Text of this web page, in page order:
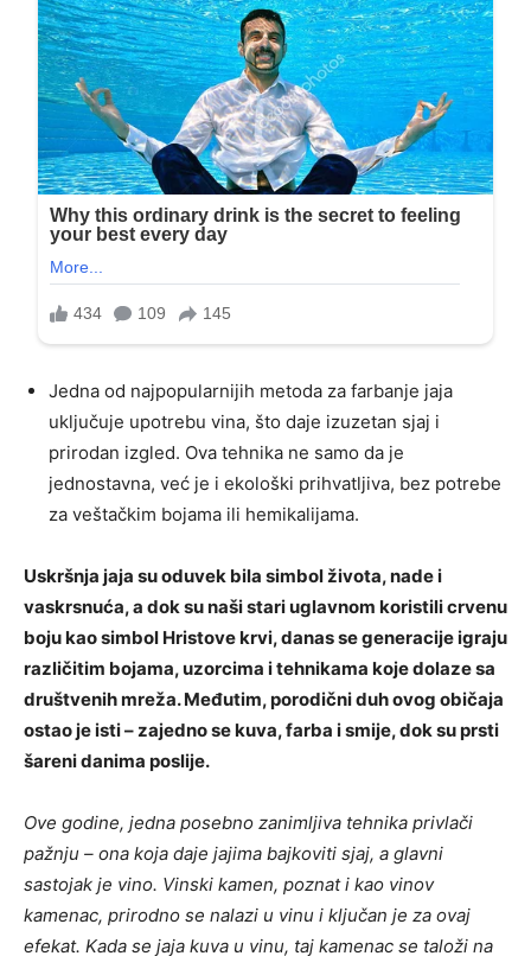
Jedna od najpopularnijih metoda za farbanje jaja
uključuje upotrebu vina, što daje izuzetan sjaj i
prirodan izgled. Ova tehnika ne samo da je
jednostavna, već je i ekološki prihvatljiva, bez potrebe
za veštačkim bojama ili hemikalijama.
Uskršnja jaja su oduvek bila simbol života, nade i
vaskrsnuća, a dok su naši stari uglavnom koristili crvenu
boju kao simbol Hristove krvi, danas se generacije igraju
različitim bojama, uzorcima i tehnikama koje dolaze sa
društvenih mreža. Međutim, porodični duh ovog običaja
ostao je isti – zajedno se kuva, farba i smije, dok su prsti
šareni danima poslije.
Ove godine, jedna posebno zanimljiva tehnika privlači
pažnju – ona koja daje jajima bajkoviti sjaj, a glavni
sastojak je vino. Vinski kamen, poznat i kao vinov
kamenac, prirodno se nalazi u vinu i ključan je za ovaj
efekat. Kada se jaja kuva u vinu, taj kamenac se taloži na